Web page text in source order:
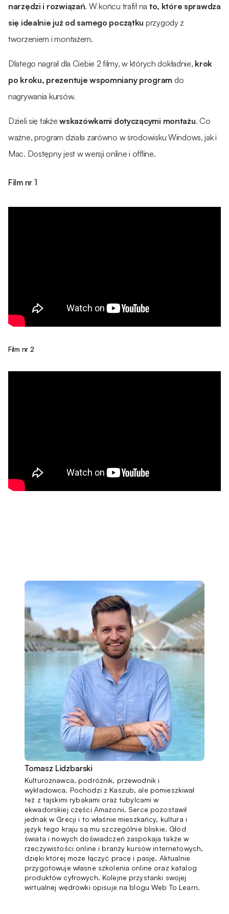
narzędzi i rozwiązań. W końcu trafił na to, które sprawdza
się idealnie już od samego początku przygody z
tworzeniem i montażem.
Dlatego nagrał dla Ciebie 2 filmy, w których dokładnie, krok
po kroku, prezentuje wspomniany program do
nagrywania kursów.
Dzieli się takżewskazówkami dotyczącymi montażu. Co
ważne, program działa zarówno w środowisku Windows, jak i
Mac. Dostępny jest w wersji online i offline.
Film nr 1
Film nr 2
Tomasz Lidzbarski
Kulturoznawca, podróżnik, przewodnik i
wykładowca. Pochodzi z Kaszub, ale pomieszkiwał
też z tajskimi rybakami oraz tubylcami w
ekwadorskiej części Amazonii. Serce pozostawił
jednak w Grecji i to właśnie mieszkańcy, kultura i
język tego kraju są mu szczególnie bliskie. Głód
świata i nowych doświadczeń zaspokaja także w
rzeczywistości online i branży kursów internetowych,
dzięki której może łączyć pracę i pasję. Aktualnie
przygotowuje własne szkolenia online oraz katalog
produktów cyfrowych. Kolejne przystanki swojej
wirtualnej wędrówki opisuje na blogu Web To Learn.